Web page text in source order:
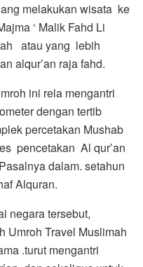
melakukan wisata ke
‘ Malik Fahd Li
atau yang lebih
alqur’an raja fahd.
ini rela mengantri
dengan tertib
percetakan Mushab
pencetakan Al qur’an
dalam. setahun
Alquran.
negara tersebut,
Travel Muslimah
.turut mengantri